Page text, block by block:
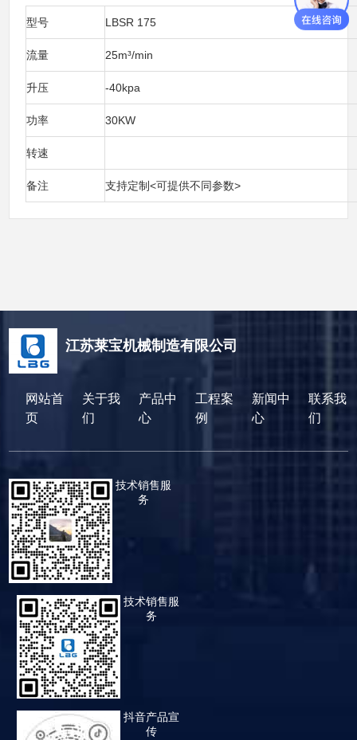
型号 LBSR 175
流量 25m³/min
升压 -40kpa
功率 30KW
转速
备注 支持定制<可提供不同参数>
江苏莱宝机械制造有限公司
网站首
页
关于我
们
产品中
心
工程案
例
新闻中
心
联系我
们
技术销售服
务
技术销售服
务
抖音产品宣
传